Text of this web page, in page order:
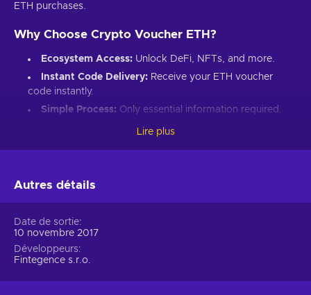
ETH purchases.
Why Choose Crypto Voucher ETH?
Ecosystem Access: Unlock DeFi, NFTs, and more.
Instant Code Delivery: Receive your ETH voucher
code instantly.
Simple Process: Only essential information required.
Introduce loved ones to Ethereum’s world.
Set up an Ethereum-compatible wallet.
Input your ETH voucher code.
Provide your email for confirmation.
Choose Ethereum (ETH).
Lire plus
Autres détails
Date de sortie
10 novembre 2017
Développeurs
Fintegence s.r.o.